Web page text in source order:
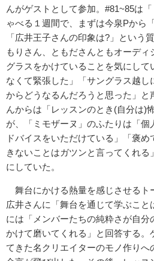
んがゲストとして参加。#81~85は
ゃべる１週間で、まずは今泉Pから
「広井王子さんの印象は?」という
もりさん、ともださんともオーデ
グラスをかけていることを気にして
なくて緊張した」「サングラス越し
からどうなるんだろうと思った」と
んからは「レッスンのとき(自分は)
が、「ミモザーヌ」のふたりは「個
ドバイスをいただけている」「褒
きないことはガツンと言ってくれ
にしていた。
舞台にかける熱量を感じさせるト
広井さんに「舞台を通じて学ぶこ
には「メンバーたちの純粋さが自分
かけて磨いてくれる」と回答する。
てきた名クリエイターのモノ作りへ